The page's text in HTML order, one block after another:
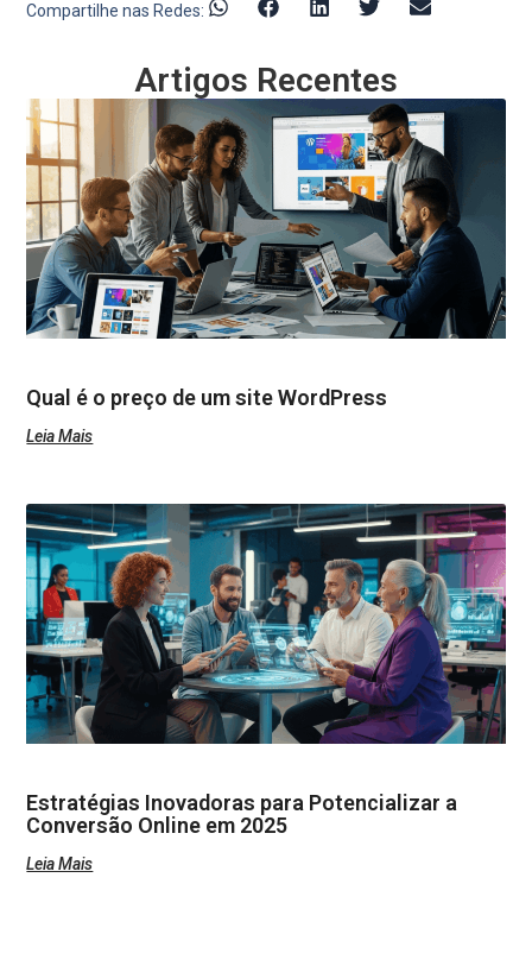
Compartilhe nas Redes:
Artigos Recentes
Qual é o preço de um site WordPress
Leia Mais
Estratégias Inovadoras para Potencializar a
Conversão Online em 2025
Leia Mais